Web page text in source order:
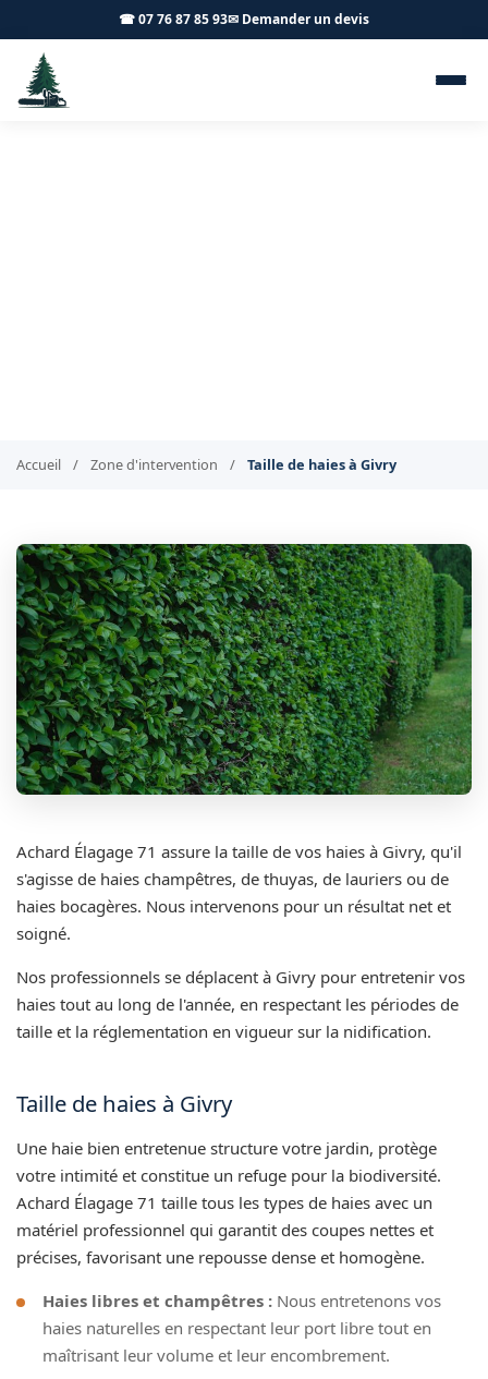
☎ 07 76 87 85 93✉ Demander un devis
Accueil / Zone d'intervention / Taille de haies à Givry
Achard Élagage 71 assure la taille de vos haies à Givry, qu'il
s'agisse de haies champêtres, de thuyas, de lauriers ou de
haies bocagères. Nous intervenons pour un résultat net et
soigné.
Nos professionnels se déplacent à Givry pour entretenir vos
haies tout au long de l'année, en respectant les périodes de
taille et la réglementation en vigueur sur la nidification.
Taille de haies à Givry
Une haie bien entretenue structure votre jardin, protège
votre intimité et constitue un refuge pour la biodiversité.
Achard Élagage 71 taille tous les types de haies avec un
matériel professionnel qui garantit des coupes nettes et
précises, favorisant une repousse dense et homogène.
Haies libres et champêtres : Nous entretenons vos
haies naturelles en respectant leur port libre tout en
maîtrisant leur volume et leur encombrement.